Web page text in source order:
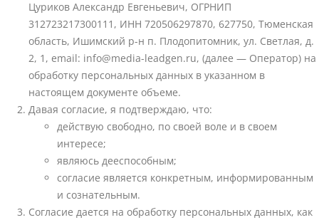
Цуриков Александр Евгеньевич, ОГРНИП
312723217300111, ИНН 720506297870, 627750, Тюменская
область, Ишимский р-н п. Плодопитомник, ул. Светлая, д.
2, 1, email: info@media-leadgen.ru, (далее — Оператор) на
обработку персональных данных в указанном в
настоящем документе объеме.
Давая согласие, я подтверждаю, что:
действую свободно, по своей воле и в своем
интересе;
являюсь дееспособным;
согласие является конкретным, информированным
и сознательным.
Согласие дается на обработку персональных данных, как